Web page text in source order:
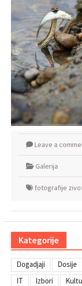
Leave a
Galerija
fotografije
Kategorije
Dogadjaji Dosije
IT
Izbori